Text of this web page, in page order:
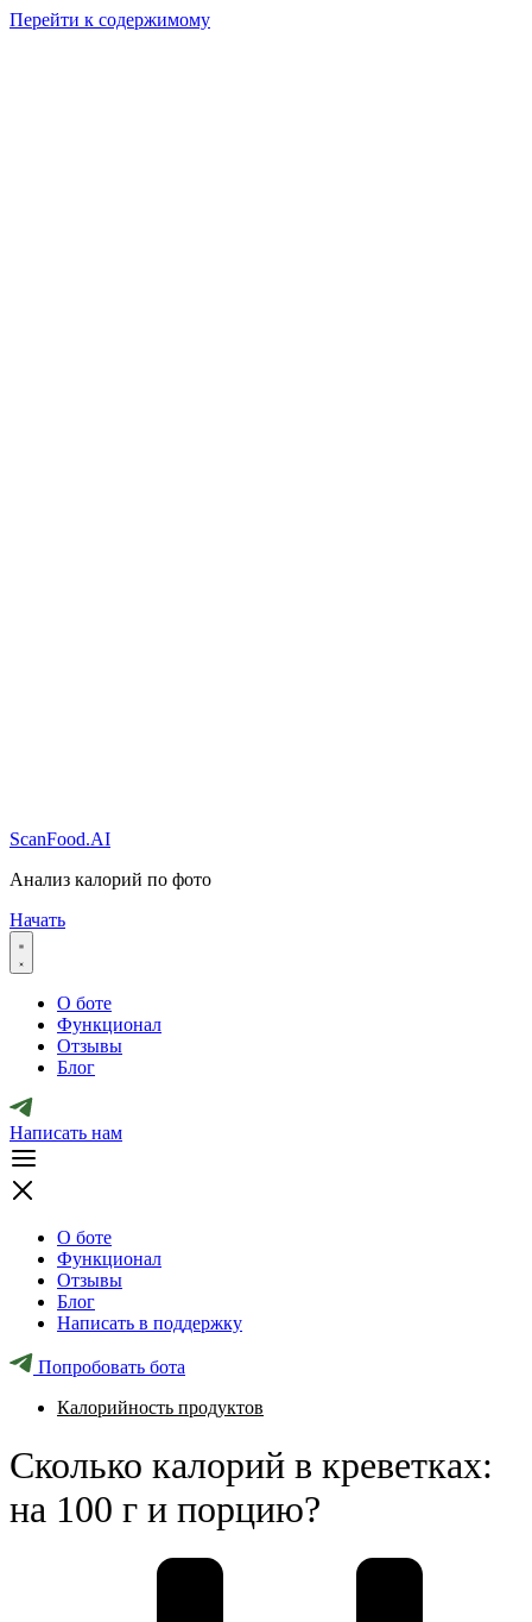
Перейти к содержимому
ScanFood.AI
Анализ калорий по фото
Начать
О боте
Функционал
Отзывы
Блог
Написать нам
О боте
Функционал
Отзывы
Блог
Написать в поддержку
Попробовать бота
Калорийность продуктов
Сколько калорий в креветках:
на 100 г и порцию?